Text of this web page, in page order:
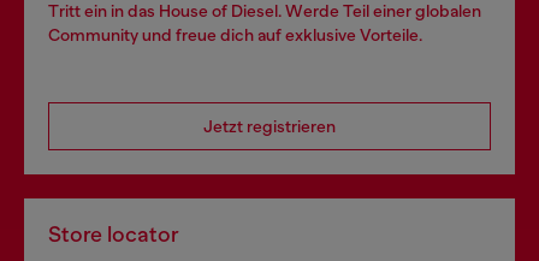
Tritt ein in das House of Diesel. Werde Teil einer globalen
Community und freue dich auf exklusive Vorteile.
Jetzt registrieren
Store locator